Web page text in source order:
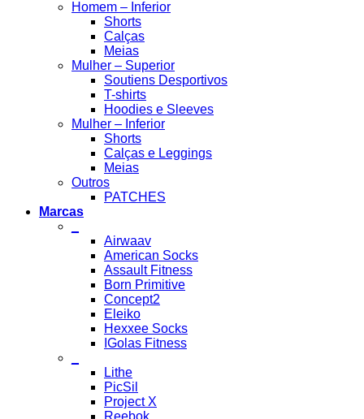
Homem – Inferior
Shorts
Calças
Meias
Mulher – Superior
Soutiens Desportivos
T-shirts
Hoodies e Sleeves
Mulher – Inferior
Shorts
Calças e Leggings
Meias
Outros
PATCHES
Marcas
Airwaav
American Socks
Assault Fitness
Born Primitive
Concept2
Eleiko
Hexxee Socks
IGolas Fitness
Lithe
PicSil
Project X
Reebok